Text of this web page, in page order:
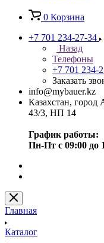
0 Корзина
+7 701 234-27-34
Назад
Телефоны
+7 701 234-
Заказать
info@mybauer.kz
Казахстан, город
43/3, НП 14
График работы:
Пн-Пт с 09:00 до
Главная
Каталог